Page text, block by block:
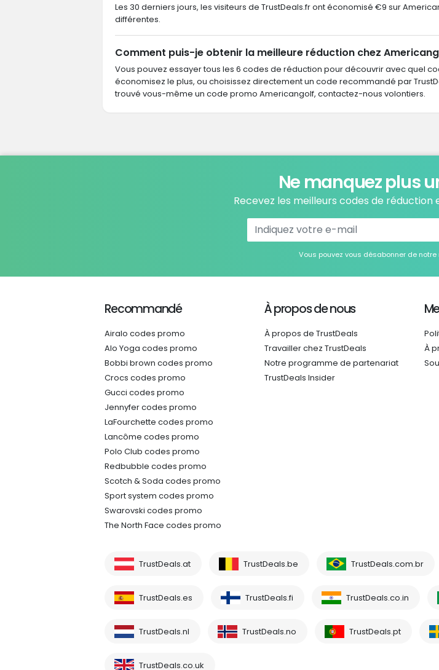
Les 30 derniers jours, les visiteurs de TrustDeals.fr ont économisé €9 sur
différentes.
Comment puis-je obtenir la meilleure réduction chez
Vous pouvez essayer tous les 6 codes de réduction pour découvrir avec quel
économisez le plus, ou choisissez directement un code recommandé par
trouvé vous-même un code promo Americangolf, contactez-nous volontiers.
Ne manquez plus
Recevez les meilleurs codes de réduction
Vous pouvez vous désabonner de
Recommandé
Airalo codes promo
Alo Yoga codes promo
Bobbi brown codes promo
Crocs codes promo
Gucci codes promo
Jennyfer codes promo
LaFourchette codes promo
Lancôme codes promo
Polo Club codes promo
Redbubble codes promo
Scotch & Soda codes promo
Sport system codes promo
Swarovski codes promo
The North Face codes promo
À propos de nous
À propos de TrustDeals
Travailler chez TrustDeals
Notre programme de partenariat
TrustDeals Insider
À
TrustDeals.at TrustDeals.be TrustDeals.com.br
TrustDeals.es TrustDeals.fi TrustDeals.co.in
TrustDeals.nl TrustDeals.no TrustDeals.pt
TrustDeals.co.uk